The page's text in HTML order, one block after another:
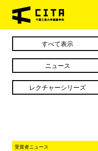
すべて表示
ニュース
レクチャーシリーズ
受賞者ニュース